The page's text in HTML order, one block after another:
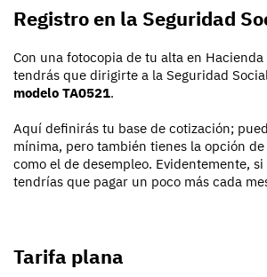
Registro en la Seguridad
Con una fotocopia de tu alta en
tendrás que dirigirte a la Seguridad
modelo TA0521.
Aquí definirás tu base de cotización;
mínima, pero también tienes la opción
como el de desempleo. Evidentemente,
tendrías que pagar un poco más cada
Tarifa plana